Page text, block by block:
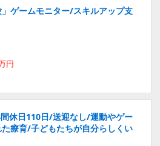
」ゲームモニター/スキルアップ支
円
休日110日/送迎なし/運動やゲー
療育/子どもたちが自分らしくい